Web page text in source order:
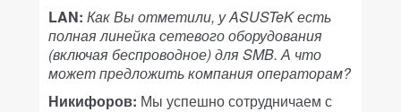
LAN: Как Вы отметили, у ASUSTeK есть
полная линейка сетевого оборудования
(включая беспроводное) для SMB. А что
может предложить компания операторам?
Никифоров: Мы успешно сотрудничаем с